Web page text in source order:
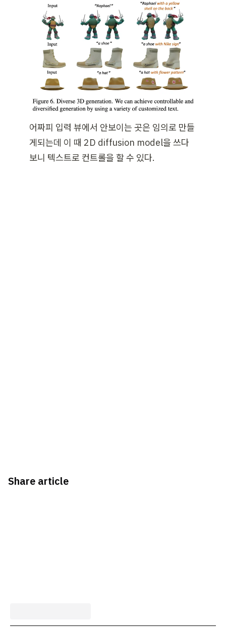
어짜피 입력 뷰에서 안보이는 곳은 임의로 만들
게되는데 이 때 2D diffusion model을 쓰다
보니 텍스트로 컨트롤을 할 수 있다.
Share article